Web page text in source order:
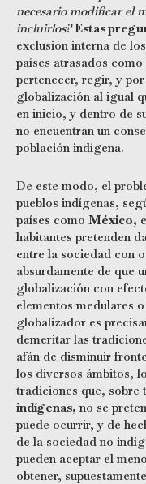
necesario modificar el
incluirlos? Estas
exclusión interna de
países atrasados
pertenecer, regir, y
globalización al igual
en inicio, y dentro de
no encuentran un
población indígena.
De este modo, el
pueblos indígenas,
países como México,
habitantes pretenden
entre la sociedad con
absurdamente de que
globalización con
elementos medulares
globalizador es
demeritar las
afán de disminuir
los diversos ámbitos,
tradiciones que, sobre
indígenas, no se
puede ocurrir, y de
de la sociedad no
pueden aceptar el
obtener,